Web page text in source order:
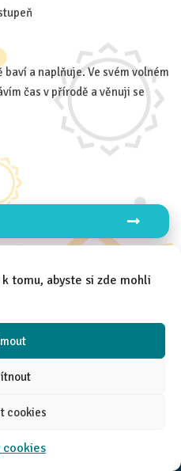
tomu, abyste si zde mohli
cookies
cookies
baví a naplňuje. Ve svém volném
čas v přírodě a věnuji se
Španielová